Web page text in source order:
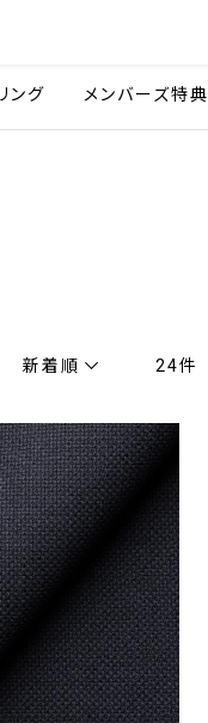
ング メンバーズ特典
新着順 24件